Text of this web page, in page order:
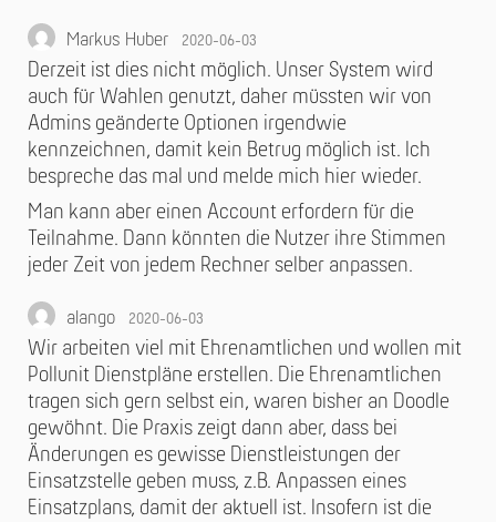
Markus Huber 2020-06-03
Derzeit ist dies nicht möglich. Unser System wird
auch für Wahlen genutzt, daher müssten wir von
Admins geänderte Optionen irgendwie
kennzeichnen, damit kein Betrug möglich ist. Ich
bespreche das mal und melde mich hier wieder.
Man kann aber einen Account erfordern für die
Teilnahme. Dann könnten die Nutzer ihre Stimmen
jeder Zeit von jedem Rechner selber anpassen.
alango 2020-06-03
Wir arbeiten viel mit Ehrenamtlichen und wollen mit
Pollunit Dienstpläne erstellen. Die Ehrenamtlichen
tragen sich gern selbst ein, waren bisher an Doodle
gewöhnt. Die Praxis zeigt dann aber, dass bei
Änderungen es gewisse Dienstleistungen der
Einsatzstelle geben muss, z.B. Anpassen eines
Einsatzplans, damit der aktuell ist. Insofern ist die